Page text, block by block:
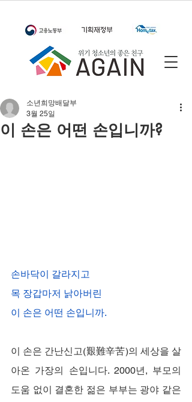
이 손은 어떤 손입니까?
소년희망배달부
3월 25일
손바닥이 갈라지고
목 장갑마저 낡아버린
이 손은 어떤 손입니까.
이 손은 간난신고(艱難辛苦)의 세상을 살
아온 가장의 손입니다. 2000년, 부모의
도움 없이 결혼한 젊은 부부는 광야 같은